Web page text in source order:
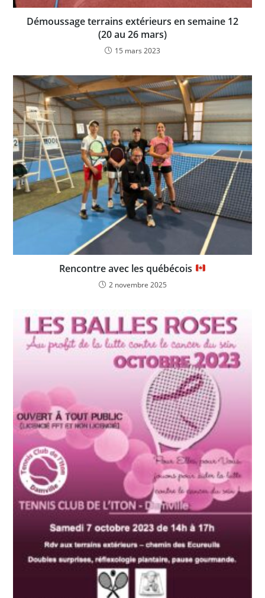
Démoussage terrains extérieurs en semaine 12
(20 au 26 mars)
15 mars 2023
Rencontre avec les québécois
2 novembre 2025